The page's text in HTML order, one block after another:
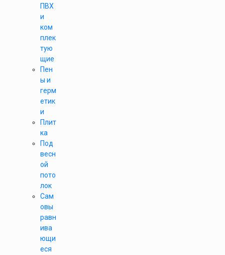
ПВХ
и
ком
плек
тую
щие
Пен
ы и
герм
етик
и
Плит
ка
Под
весн
ой
пото
лок
Сам
овы
равн
ива
ющи
еся